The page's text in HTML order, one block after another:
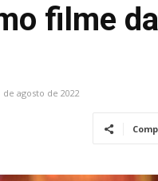
filme
de agosto de 2022